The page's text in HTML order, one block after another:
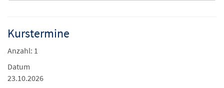
Kurstermine
Anzahl: 1
Datum
23.10.2026